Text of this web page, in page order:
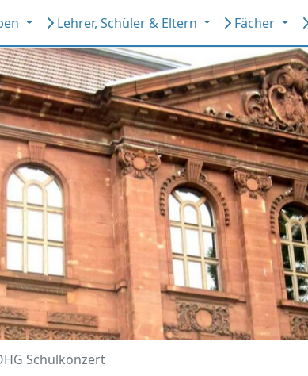
Lehrer, Schüler & Eltern Fächer
Schulkonzert